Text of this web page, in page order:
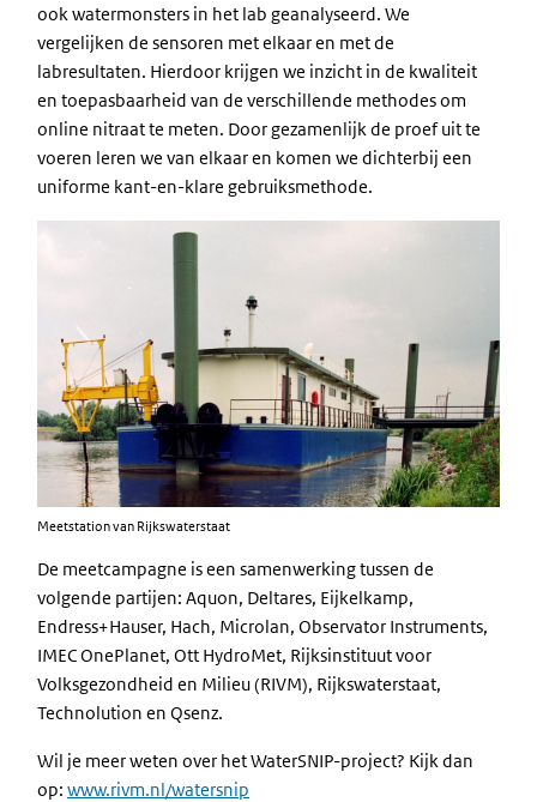
ook watermonsters in het lab geanalyseerd. We
vergelijken de sensoren met elkaar en met de
labresultaten. Hierdoor krijgen we inzicht in de kwaliteit
en toepasbaarheid van de verschillende methodes om
online nitraat te meten. Door gezamenlijk de proef uit te
voeren leren we van elkaar en komen we dichterbij een
uniforme kant-en-klare gebruiksmethode.
Meetstation van Rijkswaterstaat
De meetcampagne is een samenwerking tussen de
volgende partijen: Aquon, Deltares, Eijkelkamp,
Endress+Hauser, Hach, Microlan, Observator Instruments,
IMEC OnePlanet, Ott HydroMet, Rijksinstituut voor
Volksgezondheid en Milieu (RIVM), Rijkswaterstaat,
Technolution en Qsenz.
Wil je meer weten over het WaterSNIP-project? Kijk dan
op: www.rivm.nl/watersnip